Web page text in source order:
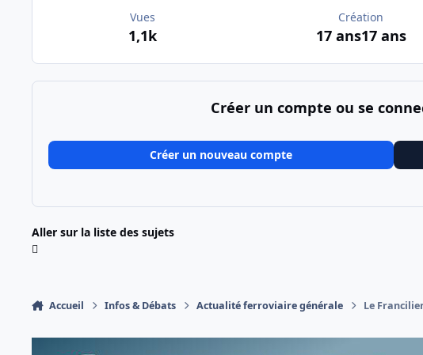
Vues
1,1k
Création
17 ans17 ans
Créer un compte ou se
Créer un nouveau compte
Aller sur la liste des sujets
Accueil Infos & Débats Actualité ferroviaire générale Le